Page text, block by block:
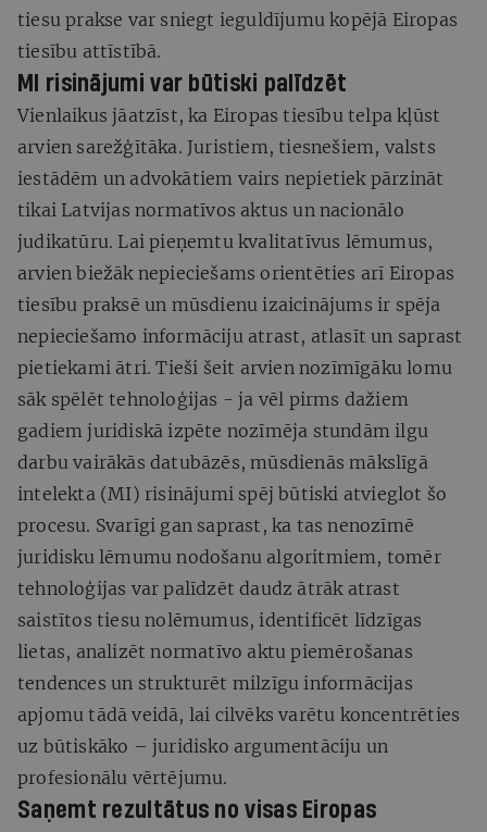
tiesu prakse var sniegt ieguldījumu kopējā Eiropas
tiesību attīstībā.
MI risinājumi var būtiski palīdzēt
Vienlaikus jāatzīst, ka Eiropas tiesību telpa kļūst
arvien sarežģītāka. Juristiem, tiesnešiem, valsts
iestādēm un advokātiem vairs nepietiek pārzināt
tikai Latvijas normatīvos aktus un nacionālo
judikatūru. Lai pieņemtu kvalitatīvus lēmumus,
arvien biežāk nepieciešams orientēties arī Eiropas
tiesību praksē un mūsdienu izaicinājums ir spēja
nepieciešamo informāciju atrast, atlasīt un saprast
pietiekami ātri. Tieši šeit arvien nozīmīgāku lomu
sāk spēlēt tehnoloģijas - ja vēl pirms dažiem
gadiem juridiskā izpēte nozīmēja stundām ilgu
darbu vairākās datubāzēs, mūsdienās mākslīgā
intelekta (MI) risinājumi spēj būtiski atvieglot šo
procesu. Svarīgi gan saprast, ka tas nenozīmē
juridisku lēmumu nodošanu algoritmiem, tomēr
tehnoloģijas var palīdzēt daudz ātrāk atrast
saistītos tiesu nolēmumus, identificēt līdzīgas
lietas, analizēt normatīvo aktu piemērošanas
tendences un strukturēt milzīgu informācijas
apjomu tādā veidā, lai cilvēks varētu koncentrēties
uz būtiskāko – juridisko argumentāciju un
profesionālu vērtējumu.
Saņemt rezultātus no visas Eiropas